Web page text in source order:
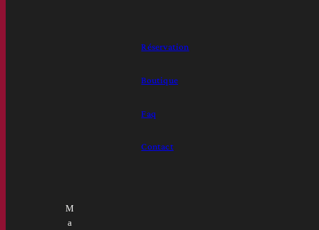
Réservation
Boutique
Faq
Contact
M
A